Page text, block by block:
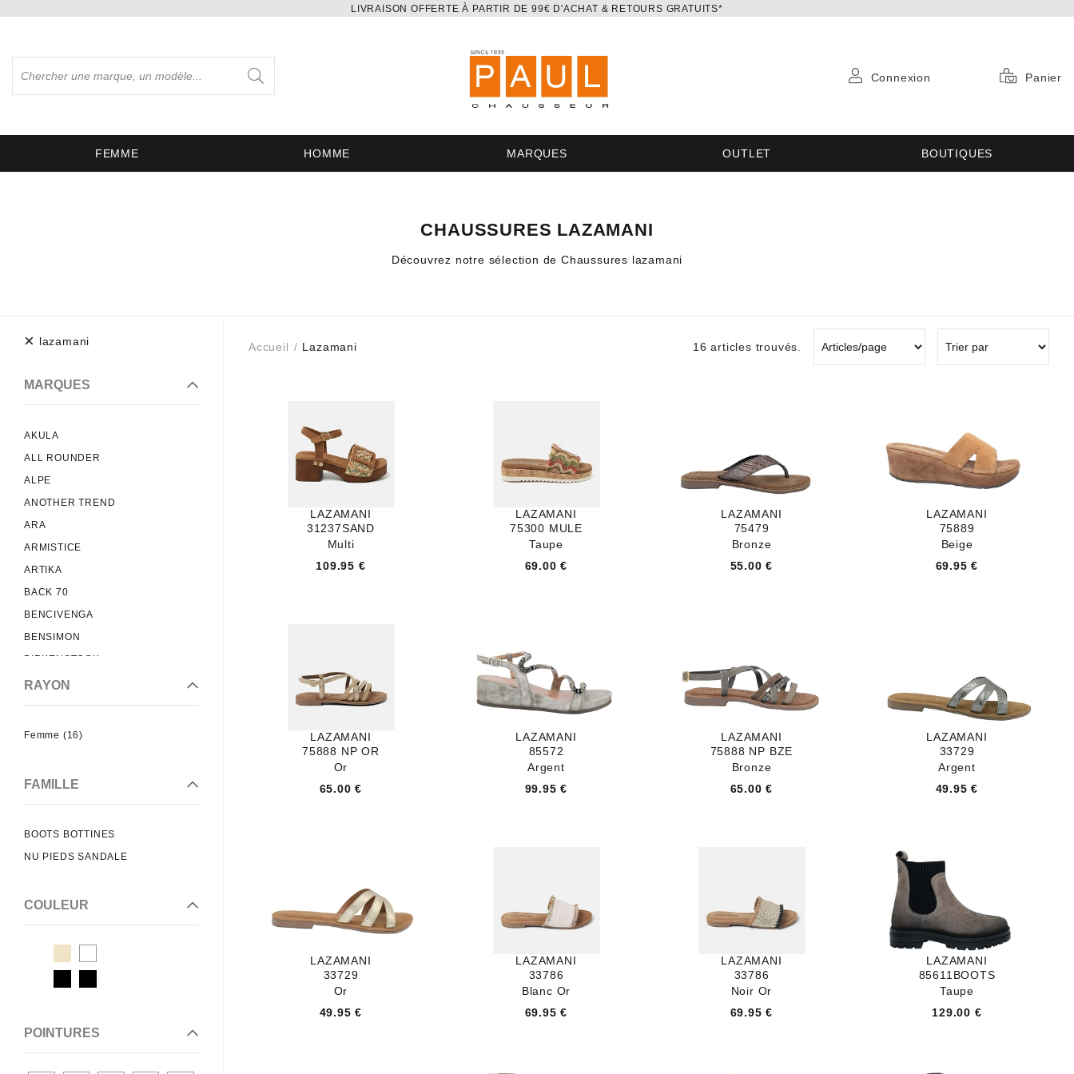
LIVRAISON OFFERTE À PARTIR DE 99€ D'ACHAT & RETOURS GRATUITS*
Connexion Panier
FEMME HOMME MARQUES OUTLET BOUTIQUES
CHAUSSURES LAZAMANI
Découvrez notre sélection de Chaussures lazamani
× lazamani
MARQUES
AKULA
ALL ROUNDER
ALPE
ANOTHER TREND
ARA
ARMISTICE
ARTIKA
BACK 70
BENCIVENGA
BENSIMON
BIRKENSTOCK
BLACKSTONE
BRETT AND SONS
CRIME OF LONDON
DATE
DORNDORF SERVAS
FELMINI
GABOR
GIESSWEIN
RAYON
Femme (16)
FAMILLE
BOOTS BOTTINES
NU PIEDS SANDALE
COULEUR
POINTURES
Accueil Lazamani 16 articles trouvés.
LAZAMANI
31237SAND
Multi
109.95 €
LAZAMANI
75300 MULE
Taupe
69.00 €
LAZAMANI
75479
Bronze
55.00 €
LAZAMANI
75889
Beige
69.95 €
LAZAMANI
75888 NP OR
Or
65.00 €
LAZAMANI
85572
Argent
99.95 €
LAZAMANI
75888 NP BZE
Bronze
65.00 €
LAZAMANI
33729
Argent
49.95 €
LAZAMANI
33729
Or
49.95 €
LAZAMANI
33786
Blanc Or
69.95 €
LAZAMANI
33786
Noir Or
69.95 €
LAZAMANI
85611BOOTS
Taupe
129.00 €